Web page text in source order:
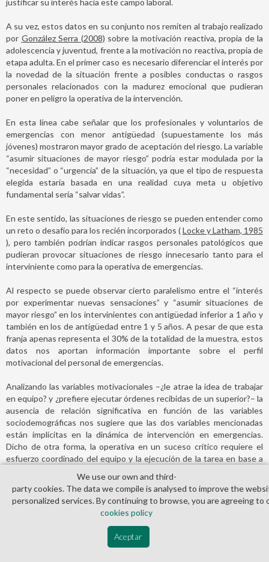
A su vez, estos datos en su conjunto nos remiten al trabajo realizado
por González Serra (2008) sobre la motivación reactiva, propia de la
adolescencia y juventud, frente a la motivación no reactiva, propia de
etapa adulta. En el primer caso es necesario diferenciar el interés por
la novedad de la situación frente a posibles conductas o rasgos
personales relacionados con la madurez emocional que pudieran
poner en peligro la operativa de la intervención.
En esta línea cabe señalar que los profesionales y voluntarios de
emergencias con menor antigüedad (supuestamente los más
jóvenes) mostraron mayor grado de aceptación del riesgo. La variable
“asumir situaciones de mayor riesgo” podría estar modulada por la
“necesidad” o “urgencia” de la situación, ya que el tipo de respuesta
elegida estaría basada en una realidad cuya meta u objetivo
fundamental sería “salvar vidas”.
En este sentido, las situaciones de riesgo se pueden entender como
un reto o desafío para los recién incorporados (Locke y Latham, 1985
), pero también podrían indicar rasgos personales patológicos que
pudieran provocar situaciones de riesgo innecesario tanto para el
interviniente como para la operativa de emergencias.
Al respecto se puede observar cierto paralelismo entre el “interés
por experimentar nuevas sensaciones” y “asumir situaciones de
mayor riesgo” en los intervinientes con antigüedad inferior a 1 año y
también en los de antigüedad entre 1 y 5 años. A pesar de que esta
franja apenas representa el 30% de la totalidad de la muestra, estos
datos nos aportan información importante sobre el perfil
motivacional del personal de emergencias.
Analizando las variables motivacionales –¿le atrae la idea de trabajar
en equipo? y ¿prefiere ejecutar órdenes recibidas de un superior?– la
ausencia de relación significativa en función de las variables
sociodemográficas nos sugiere que las dos variables mencionadas
están implícitas en la dinámica de intervención en emergencias.
Dicho de otra forma, la operativa en un suceso crítico requiere el
esfuerzo coordinado del equipo y la ejecución de la tarea en base a
cada uno de los intervinientes.
Sin embargo, en el análisis del resto de variables –¿se siente
implicado en el trabajo que realiza en la Institución? y ¿siente que su
trabajo es reconocido socialmente?– la ausencia de relación
significativa en función de las variables sociodemográficas nos
We use our own and third­
party cookies. The data we compile is analysed to improve the
personalized services. By continuing to browse, you are agreeing to
cookies policy
Aceptar